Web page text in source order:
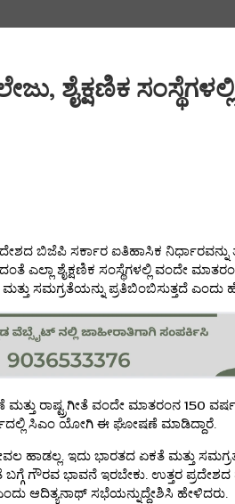
ಶೈಕ್ಷಣಿಕ
ಬಿಜೆಪಿ ಸರ್ಕಾರ ಐತಿಹಾಸಿಕ ನಿರ್ಧಾರವನ್ನು
ಎಲ್ಲಾ ಶೈಕ್ಷಣಿಕ ಸಂಸ್ಥೆಗಳಲ್ಲಿ ವಂದೇ
ಸಮಗ್ರತೆಯನ್ನು ಪ್ರತಿಬಿಂಬಿಸುತ್ತದೆ ಎಂದು
ರಾಷ್ಟ್ರಗೀತೆ ವಂದೇ ಮಾತರಂನ 150
ಸಿಎಂ ಯೋಗಿ ಈ ಘೋಷಣೆ ಮಾಡಿದ್ದಾರೆ.
ಇದು ಭಾರತದ ಏಕತೆ ಮತ್ತು
ಬಗ್ಗೆ ಗೌರವ ಭಾವನೆ ಇರಬೇಕು. ಉತ್ತರ ಪ್ರದೇಶದ
ಎಂದು ಆದಿತ್ಯನಾಥ್ ಸಭೆಯನ್ನುದ್ದೇಶಿಸಿ ಹೇಳಿದರು.